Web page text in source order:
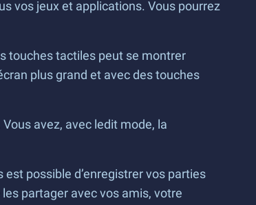
vos jeux et applications. Vous pourrez
touches tactiles peut se montrer
plus grand et avec des touches
avez, avec ledit mode, la
possible d’enregistrer vos parties
partager avec vos amis, votre